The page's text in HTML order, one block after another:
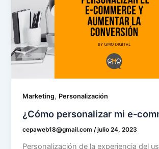
Marketing, Personalización
¿Cómo personalizar mi e-
cepaweb18@gmail.com /julio 24, 2023
Personalización de la experiencia del